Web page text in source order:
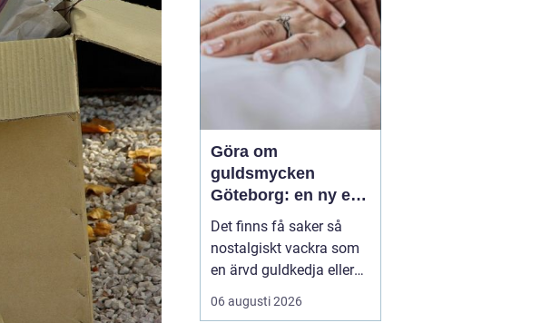
har intresset ökat kraf...
Göra om
guldsmycken
Göteborg: en ny era
för gamla skatter
Det finns få saker så
nostalgiskt vackra som
en ärvd guldkedja eller
mormors älskade ring.
Men vad händer när
06 augusti 2026